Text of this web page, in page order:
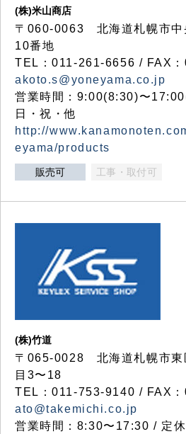
(株)米山商店
〒060-0063 北海道札幌市中
10番地
TEL：011-261-6656 / FAX
akoto.s@yoneyama.co.jp
営業時間：9:00(8:30)〜
日・祝・他
http://
eyama/products
販売可 工事・取付可
(株)竹道
〒065-0028 北海道札幌市東
目3〜18
TEL：011-753-9140 / FAX
ato@takemichi.co.jp
営業時間：8:30〜17:30 / 定